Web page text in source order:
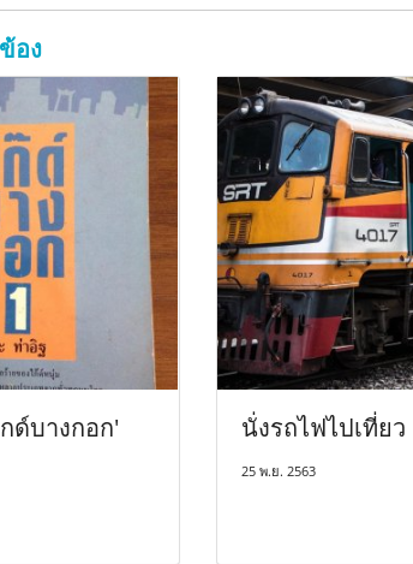
อง
ด์บางกอก' นั่งรถไฟไปเที่ยว
25 พ.ย. 2563